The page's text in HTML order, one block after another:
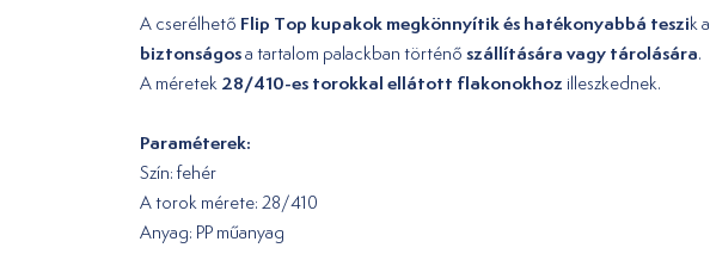
A cserélhető Flip Top kupakokmegkönnyítik és hatékonyabbá teszik a
biztonságosa tartalom palackban történő szállítására vagy tárolására.
A méretek 28/410-es torokkal ellátott flakonokhoz illeszkednek.
Paraméterek:
Szín: fehér
A torok mérete: 28/410
Anyag: PP műanyag